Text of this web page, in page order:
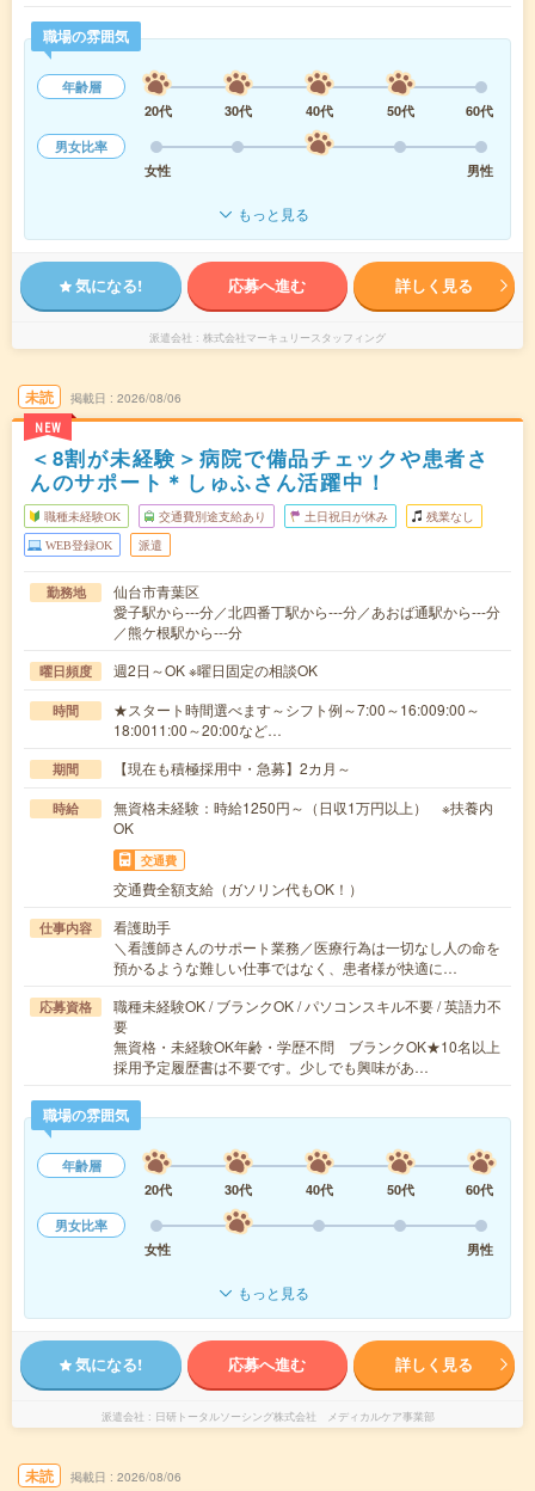
職場の雰囲気
年齢層
20代
30代 40代 50代
60代
男女比率
女性
男性
もっと見る
気になる! 応募へ進む 詳しく見る
派遣会社 株式会社マーキュリースタッフィング
未読
NEW
掲載日 2026/08/06
＜8割が未経験＞病院で備品チェックや患者さ
んのサポート＊しゅふさん活躍中！
職種未経験OK 交通費別途支給あり 土日祝日が休み 残業なし
WEB登録OK 派遣
勤務地
仙台市青葉区
愛子駅から---分／北四番丁駅から---分／あおば通駅から---分
／熊ケ根駅から---分
曜日頻度 週2日～OK ※曜日固定の相談OK
時間
★スタート時間選べます～シフト例～7:00～16:009:00～
18:0011:00～20:00など…
期間 【現在も積極採用中・急募】2カ月～
時給
無資格未経験：時給1250円～（日収1万円以上） ※扶養内
OK
交通費
交通費全額支給（ガソリン代もOK！）
仕事内容
看護助手
＼看護師さんのサポート業務／医療行為は一切なし人の命を
預かるような難しい仕事ではなく、患者様が快適に…
応募資格
職種未経験OK / ブランクOK / パソコンスキル不要 / 英語力不
要
無資格・未経験OK年齢・学歴不問 ブランクOK★10名以上
採用予定履歴書は不要です。少しでも興味があ…
職場の雰囲気
年齢層
20代
30代 40代 50代
60代
男女比率
女性
男性
もっと見る
気になる! 応募へ進む 詳しく見る
派遣会社 日研トータルソーシング株式会社 メディカルケア事業部
未読 掲載日 2026/08/06